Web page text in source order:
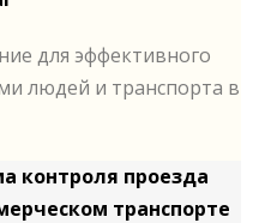
для эффективного
людей и транспорта в
контроля проезда
транспорте